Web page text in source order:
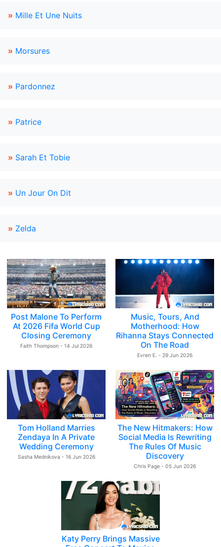
» Mille Et Une Nuits
» Morsures
» Pardonnez
» Patrice
» Sarah Et Tobie
» Un Jour On Dit
» Zelda
Post Malone To Perform
At 2026 Fifa World Cup
Closing Ceremony
Faith Thompson - 14 Jul 2026
Music, Tours, And
Motherhood: How
Rihanna Stays Connected
On The Road
Evren E. - 29 Jun 2026
Tom Holland Marries
Zendaya In A Private
Wedding Ceremony
Sasha Mednikova - 16 Jun 2026
The New Hitmakers: How
Social Media Is Rewriting
The Rules Of Music
Discovery
Chris Page - 05 Jun 2026
Katy Perry Brings Massive